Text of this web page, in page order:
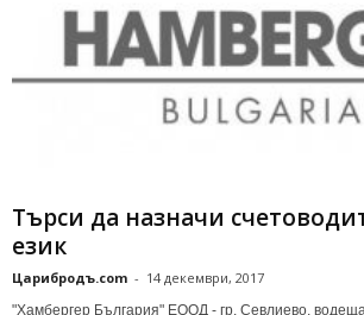
Търси да назначи
език
Царибродъ.com - 14 декември, 2017
"Хамбергер България" ЕООД - гр. Севлиево,